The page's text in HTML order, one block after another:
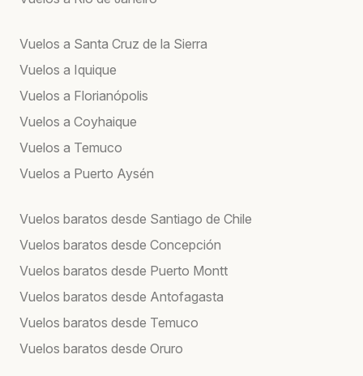
Vuelos a Santa Cruz de la Sierra
Vuelos a Iquique
Vuelos a Florianópolis
Vuelos a Coyhaique
Vuelos a Temuco
Vuelos a Puerto Aysén
Vuelos baratos desde Santiago de Chile
Vuelos baratos desde Concepción
Vuelos baratos desde Puerto Montt
Vuelos baratos desde Antofagasta
Vuelos baratos desde Temuco
Vuelos baratos desde Oruro